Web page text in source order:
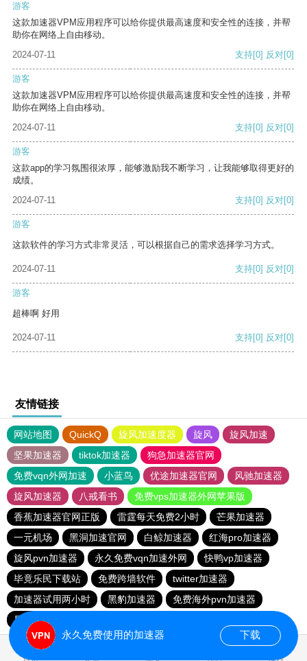
游客
这款加速器VPM应用程序可以给你提供最高速度和安全性的连接，并帮
助你在网络上自由移动。
2024-07-11
支持[0] 反对[0]
游客
这款加速器VPM应用程序可以给你提供最高速度和安全性的连接，并帮
助你在网络上自由移动。
2024-07-11
支持[0] 反对[0]
游客
这款app的学习氛围很浓厚，能够激励我不断学习，让我能够取得更好的
成绩。
2024-07-11
支持[0] 反对[0]
游客
这款软件的学习方式非常灵活，可以根据自己的需求选择学习方式。
2024-07-11 支持[0] 反对[0]
游客
超棒啊 好用
2024-07-11 支持[0] 反对[0]
友情链接
网站地图 QuickQ 旋风加速度器 旋风
旋风加速
坚果加速器
tiktok加速器
狗急加速器官网
免费vqn外网加速
小蓝鸟 优途加速器官网
风驰加速器
旋风加速器
八戒看书
免费vps加速器外网苹果版
香蕉加速器官网正版
雷霆每天免费2小时
芒果加速器
一元机场
黑洞加速官网 白鲸加速器
红海pro加速器
旋风pvn加速器
永久免费vqn加速外网
快鸭vp加速器
毕竟乐民下载站
免费跨墙软件
twitter加速器
加速器试用两小时
黑豹加速器
免费海外pvn加速器
星云加速器
永久免费使用的加速器 下载